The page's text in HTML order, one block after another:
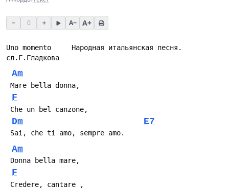
− 0 + A− A+
Uno momento     Hародная итальянская песня.
сл.Г.Гладкова
Am
Mare bella donna,
F
Che un bel canzone,
Dm E7
Sai, che ti amo, sempre amo.
Am
Donna bella mare,
F
Credere, cantare ,